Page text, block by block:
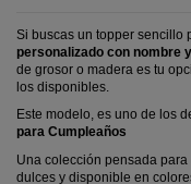
Si buscas un topper sencillo
personalizado con nombre
de grosor o madera es tu
los disponibles.
Este modelo, es uno de los
para Cumpleaños
Una colección pensada
dulces y disponible en